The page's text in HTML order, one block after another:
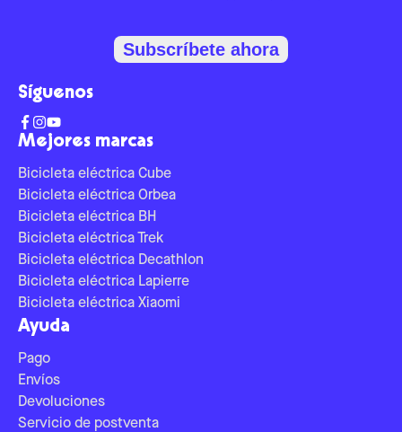
Mejores marcas
Bicicleta eléctrica Cube
Bicicleta eléctrica Orbea
Bicicleta eléctrica BH
Bicicleta eléctrica Trek
Bicicleta eléctrica Decathlon
Bicicleta eléctrica Lapierre
Bicicleta eléctrica Xiaomi
Ayuda
Pago
Envíos
Devoluciones
Servicio de postventa
Subscríbete ahora
Síguenos